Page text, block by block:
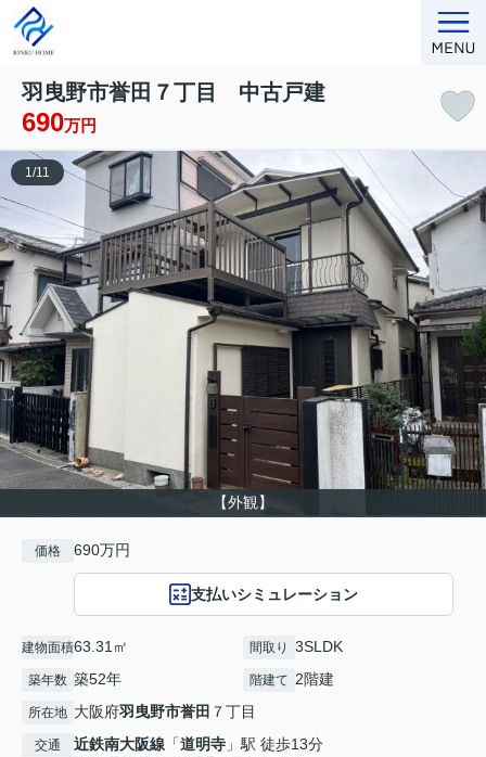
羽曳野市誉田７丁目 中古戸建
690万円
【外観】
1 /11
価格 690万円
支払いシミュレーション
建物面積63.31㎡ 間取り 3SLDK
築年数 築52年 階建て 2階建
所在地 大阪府羽曳野市誉田 ７丁目
交通 近鉄南大阪線 「道明寺 」駅 徒歩13分